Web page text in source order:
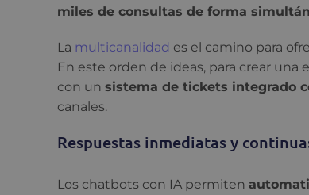
miles de consultas de forma
La multicanalidad es el camino para
En este orden de ideas, para crear
con un sistema de tickets integrado
canales.
Respuestas inmediatas y
Los chatbots con IA permiten